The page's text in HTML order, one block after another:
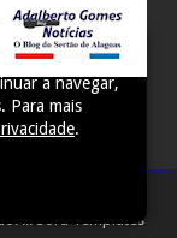
experiência e
a navegar,
Para mais
.
... Sora Templates